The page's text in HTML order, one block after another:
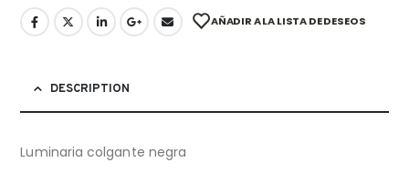
AÑADIR A LA LISTA DE DESEOS
DESCRIPTION
Luminaria colgante negra